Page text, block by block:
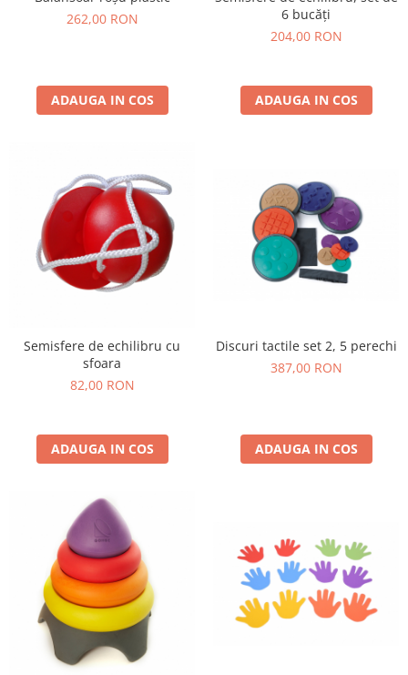
262,00 RON
ADAUGA IN COS
6 bucăți
204,00 RON
ADAUGA IN COS
Semisfere de echilibru cu
sfoara
82,00 RON
ADAUGA IN COS
Discuri tactile set 2, 5 perechi
387,00 RON
ADAUGA IN COS